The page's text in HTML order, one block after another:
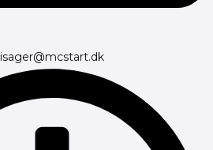
isager@mcstart.dk